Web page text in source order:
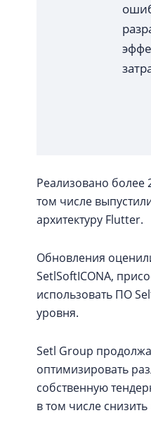
Реализовано более
том числе
архитектуру Flutter.
Обновления
SetlSoftICONA,
использовать ПО
уровня.
Setl Group
оптимизировать
собственную
в том числе